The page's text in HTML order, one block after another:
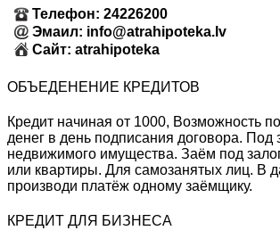
Телефон: 24226200
Эмаил: info@atrahipoteka.lv
Сайт: atrahipoteka
ОБЪЕДЕНЕНИЕ КРЕДИТОВ
Кредит начиная от 1000, Возможность
денег в день подписания договора. Под
недвижимого имущества. Заём под
или квартиры. Для самозанятых лиц. В
производи платёж одному заёмщику.
КРЕДИТ ДЛЯ БИЗНЕСА